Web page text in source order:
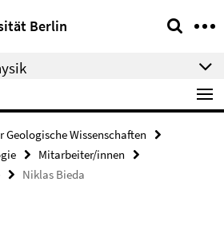
Berlin
Geologische Wissenschaften
Mitarbeiter/innen
Niklas Bieda